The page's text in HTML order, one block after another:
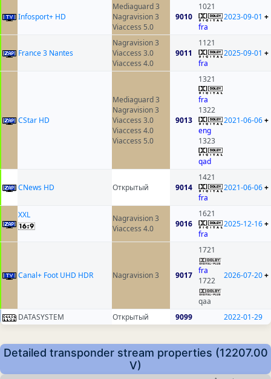
Infosport+ HD
Mediaguard 3
Nagravision 3
Viaccess 5.0
9010
1021
fra
2023-09-01 +
France 3 Nantes
Nagravision 3
Viaccess 3.0
Viaccess 4.0
9011
1121
fra
2025-09-01 +
CStar HD
Mediaguard 3
Nagravision 3
Viaccess 3.0
Viaccess 4.0
Viaccess 5.0
9013
1321
fra
1322
eng
1323
qad
2021-06-06+
CNews HD Открытый 9014
1421
fra
2021-06-06+
XXL
Nagravision 3
Viaccess 4.0
9016
1621
fra
2025-12-16+
Canal+ Foot UHD HDR Nagravision 3 9017
1721
fra
1722
qaa
2026-07-20+
DATASYSTEM Открытый 9099 2022-01-29
Detailed transponder stream properties (12207.00
V)